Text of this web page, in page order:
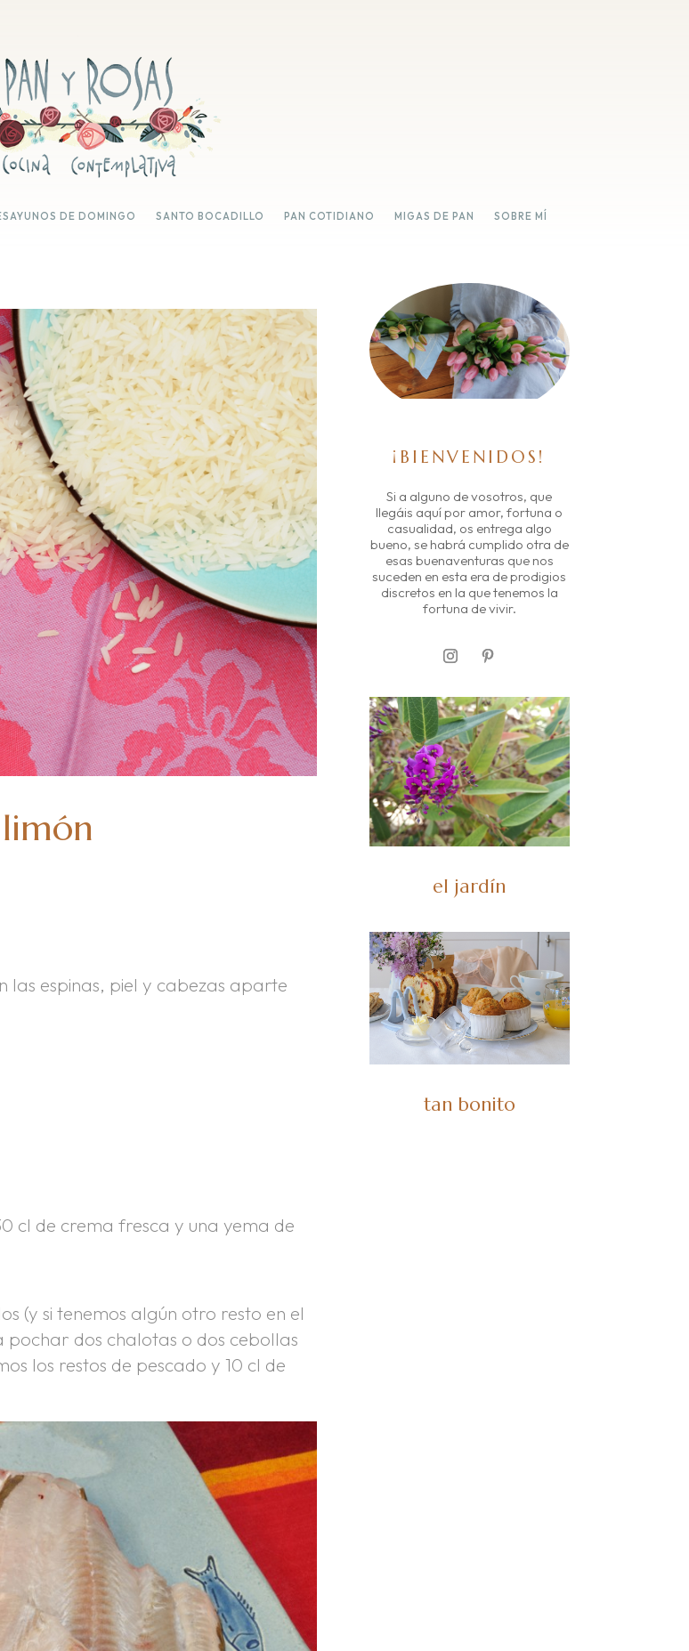
DE DOMINGO SANTO BOCADILLO PAN COTIDIANO MIGAS DE PAN SOBRE MÍ
las espinas, piel y cabezas aparte
cl de crema fresca y una yema de
(y si tenemos algún otro resto en el
dos chalotas o dos cebollas
los restos de pescado y 10 cl de
¡BIENVENIDOS!
Si a alguno de vosotros, que
llegáis aquí por amor, fortuna o
casualidad, os entrega algo
bueno, se habrá cumplido otra de
esas buenaventuras que nos
suceden en esta era de prodigios
discretos en la que tenemos la
fortuna de vivir.
el jardín
tan bonito